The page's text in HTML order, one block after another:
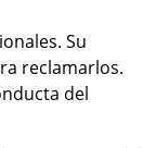
Su
reclamarlos.
del